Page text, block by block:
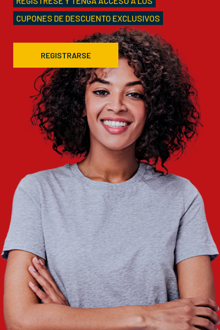
CUPONES DE DESCUENTO EXCLUSIVOS
REGISTRARSE